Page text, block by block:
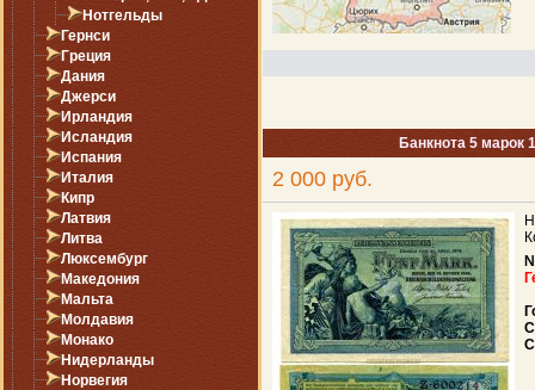
Нотгельды
Гернси
Греция
Дания
Джерси
Ирландия
Исландия
Испания
Италия
Кипр
Латвия
Литва
Люксембург
Македония
Мальта
Молдавия
Монако
Нидерланды
Норвегия
Банкнота 5 марок
2 000 руб.